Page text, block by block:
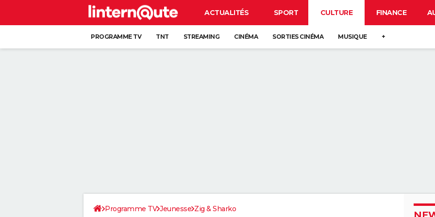
ACTUALITÉS SPORT CULTURE FINANCE
PROGRAMME TV TNT STREAMING CINÉMA SORTIES CINÉMA MUSIQUE +
Programme TV Jeunesse Zig & Sharko